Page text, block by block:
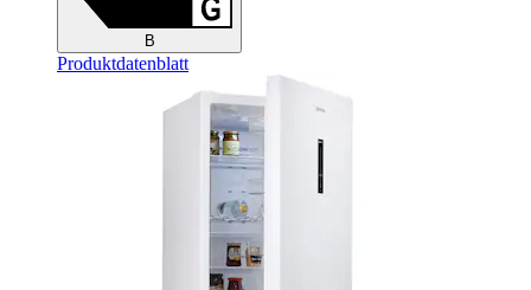
B
Produktdatenblatt